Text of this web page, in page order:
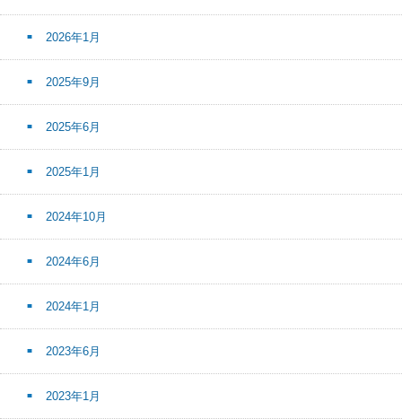
2026年1月
2025年9月
2025年6月
2025年1月
2024年10月
2024年6月
2024年1月
2023年6月
2023年1月